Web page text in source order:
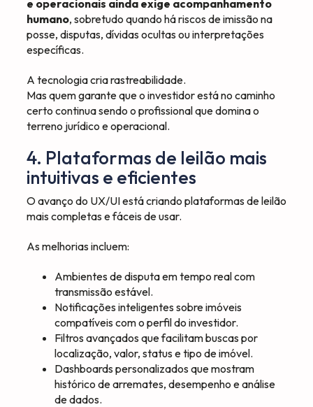
e operacionais ainda exige acompanhamento
humano, sobretudo quando há riscos de imissão na
posse, disputas, dívidas ocultas ou interpretações
específicas.
A tecnologia cria rastreabilidade.
Mas quem garante que o investidor está no caminho
certo continua sendo o profissional que domina o
terreno jurídico e operacional.
4. Plataformas de leilão mais
intuitivas e eficientes
O avanço do UX/UI está criando plataformas de leilão
mais completas e fáceis de usar.
As melhorias incluem:
Ambientes de disputa em tempo real com
transmissão estável.
Notificações inteligentes sobre imóveis
compatíveis com o perfil do investidor.
Filtros avançados que facilitam buscas por
localização, valor, status e tipo de imóvel.
Dashboards personalizados que mostram
histórico de arremates, desempenho e análise
de dados.